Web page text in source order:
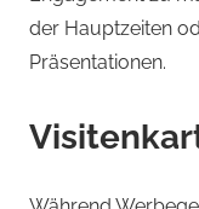
der Hauptzeiten
Präsentationen.